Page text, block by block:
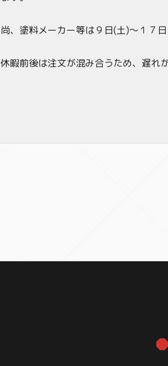
尚、塗料メーカー等は９日(土)～１７
休暇前後は注文が混み合うため、遅れ